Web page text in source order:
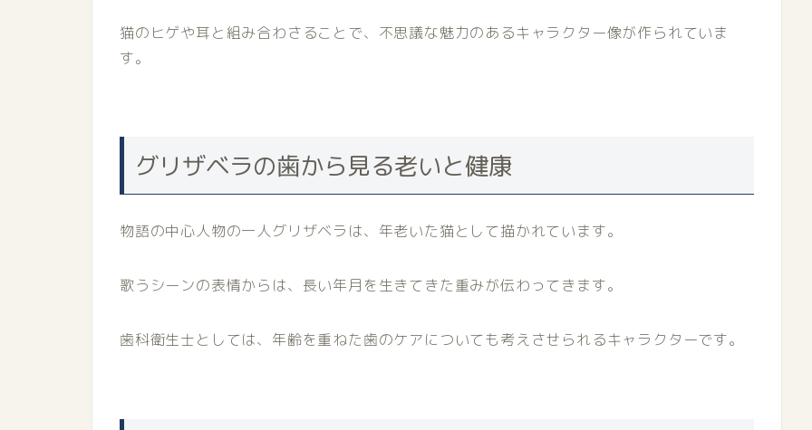
猫のヒゲや耳と組み合わさることで、不思議な魅力のあるキャラクター像が作られていま
す。
グリザベラの歯から見る老いと健康
物語の中心人物の一人グリザベラは、年老いた猫として描かれています。
歌うシーンの表情からは、長い年月を生きてきた重みが伝わってきます。
歯科衛生士としては、年齢を重ねた歯のケアについても考えさせられるキャラクターです。